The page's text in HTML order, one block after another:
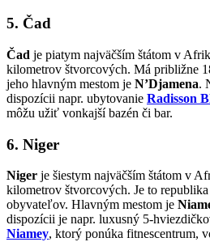
5. Čad
Čad je piatym najväčším štátom v
kilometrov štvorcových. Má približne
jeho hlavným mestom je N’Djamena.
dispozícii napr. ubytovanie Radisson
môžu užiť vonkajší bazén či bar.
6. Niger
Niger je šiestym najväčším štátom v
kilometrov štvorcových. Je to
obyvateľov. Hlavným mestom je
dispozícii je napr. luxusný 5-
Niamey, ktorý ponúka fitnescentrum,